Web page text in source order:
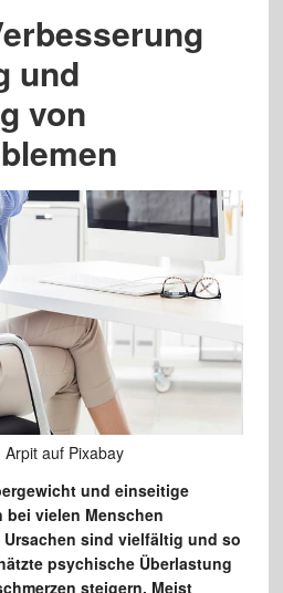
und
von
Arpit auf Pixabay
und einseitige
bei vielen Menschen
Ursachen sind vielfältig und so
psychische Überlastung
steigern. Meist